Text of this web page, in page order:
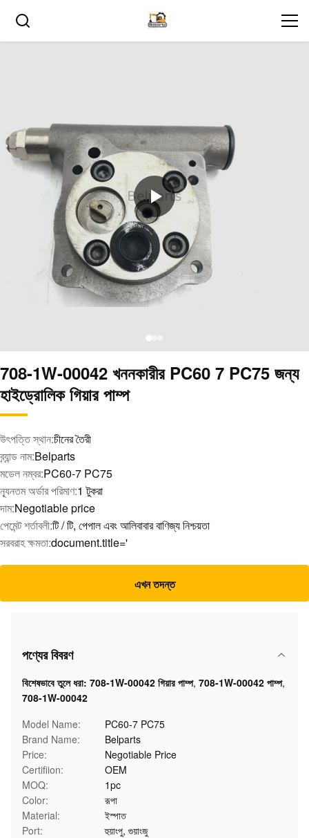
708-1W-00042 খননকারীর PC60 7 PC75 জন্য
হাইড্রোলিক গিয়ার পাম্প
উৎপত্তি স্থান:চীনের তৈরী
ব্র্যান্ড নাম:Belparts
মডেল নম্বর:PC60-7 PC75
ন্যূনতম অর্ডার পরিমাণ:1 টুকরা
দাম:Negotiable price
পেমেন্ট শর্তাবলী:টি / টি, পেপাল এবং আলিবাবার বাণিজ্য নিশ্চয়তা
সরবরাহ ক্ষমতা:document.title='
এখন তদন্ত
পণ্যের বিবরণ
বিশেষভাবে তুলে ধরা: 708-1W-00042 গিয়ার পাম্প, 708-1W-00042 পাম্প,
708-1W-00042
Model Name:
PC60-7 PC75
Brand Name:
Belparts
Price:
Negotiable Price
Certifiion:
OEM
MOQ:
1pc
Color:
রূপা
Material:
ইস্পাত
Port:
হুয়াংপু, গুয়াংজু